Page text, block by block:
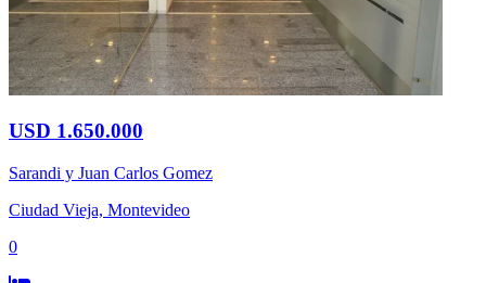
USD 1.650.000
Sarandi y Juan Carlos Gomez
Ciudad Vieja, Montevideo
0